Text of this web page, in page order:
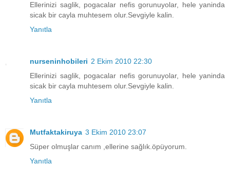
Ellerinizi saglik, pogacalar nefis gorunuyolar, hele yaninda
sicak bir cayla muhtesem olur.Sevgiyle kalin.
Yanıtla
nurseninhobileri 2 Ekim 2010 22:30
Ellerinizi saglik, pogacalar nefis gorunuyolar, hele yaninda
sicak bir cayla muhtesem olur.Sevgiyle kalin.
Yanıtla
Mutfaktakiruya 3 Ekim 2010 23:07
Süper olmuşlar canım ,ellerine sağlık.öpüyorum.
Yanıtla